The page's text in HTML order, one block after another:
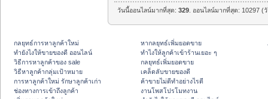
วันนี้ออนไลน์มากที่สุด:329 . ออนไลน์มากที่สุด: 10297
กลยุทธ์การหาลูกค้าใหม่
ทํายังไงให้ขายของดี ออนไลน์
วิธีการหาลูกค้าของ sale
วิธีหาลูกค้ากลุ่มเป้าหมาย
การหาลูกค้าใหม่ รักษาลูกค้าเก่า
ช่องทางการเข้าถึงลูกค้า
หากลยุทธ์เพิ่มยอดขาย
ทําไงให้ลูกค้าเข้าร้านเยอะ ๆ
กลยุทธ์เพิ่มยอดขาย
เคล็ดลับขายของดี
ค้าขายไม่ดีทำอย่างไรดี
งานโพสโปรโมทงาน